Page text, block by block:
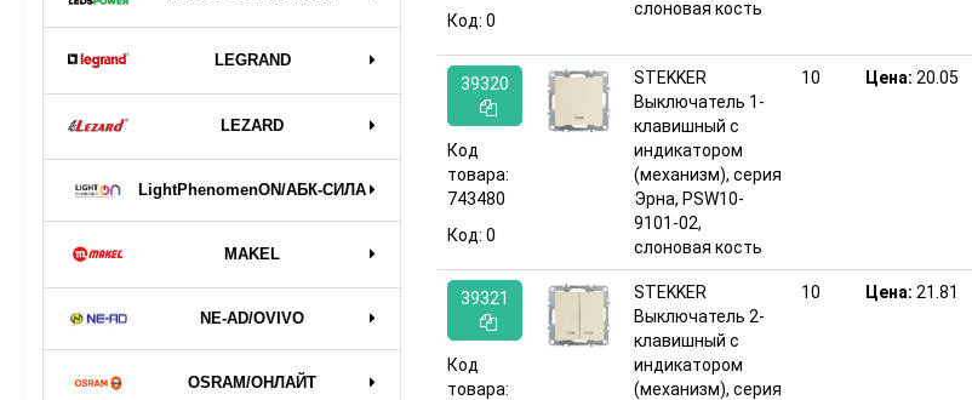
LEGRAND
LEZARD
LightPhenomenON/АБК-СИЛА
MAKEL
NE-AD/OVIVO
OSRAM/ОНЛАЙТ
Код: 0
слоновая кость
39320
Код
товара:
743480
Код: 0
STEKKER
Выключатель 1-
клавишный c
индикатором
(механизм), серия
Эрна, PSW10-
9101-02,
слоновая кость
10 Цена: 20.05
39321
Код
товара:
STEKKER
Выключатель 2-
клавишный с
индикатором
(механизм), серия
10 Цена: 21.81